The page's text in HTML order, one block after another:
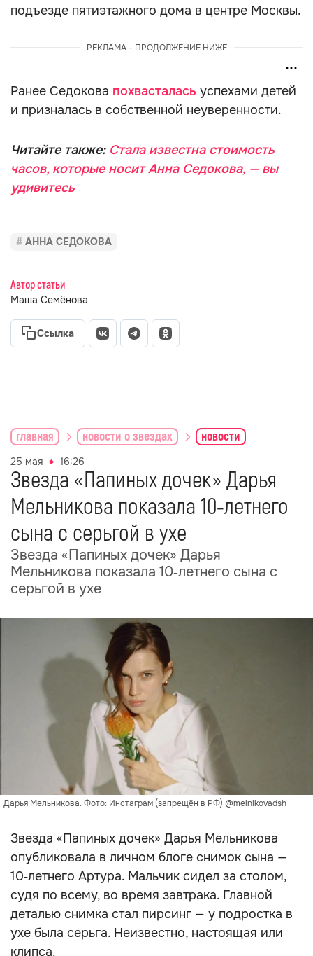
подъезде пятиэтажного дома в центре Москвы.
РЕКЛАМА - ПРОДОЛЖЕНИЕ НИЖЕ
Ранее Седокова похвасталась успехами детей
и призналась в собственной неуверенности.
Читайте также: Стала известна стоимость
часов, которые носит Анна Седокова, — вы
удивитесь
АННА СЕДОКОВА
Автор статьи
Маша Семёнова
Ссылка
главная новости о звездах новости
25 мая 16:26
Звезда «Папиных дочек» Дарья
Мельникова показала 10‑летнего
сына с серьгой в ухе
Звезда «Папиных дочек» Дарья
Мельникова показала 10‑летнего сына с
серьгой в ухе
Дарья Мельникова. Фото: Инстаграм (запрещён в РФ) @melnikovadsh
Звезда «Папиных дочек» Дарья Мельникова
опубликовала в личном блоге снимок сына —
10‑летнего Артура. Мальчик сидел за столом,
судя по всему, во время завтрака. Главной
деталью снимка стал пирсинг — у подростка в
ухе была серьга. Неизвестно, настоящая или
клипса.